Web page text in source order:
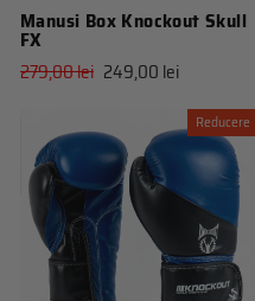
Manusi Box Knockout Skull
FX
Pret
279,00 lei Pret
249,00 lei
Reducere